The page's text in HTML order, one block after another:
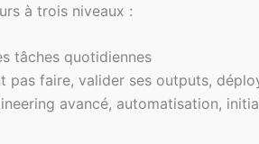
à trois niveaux :
tâches quotidiennes
pas faire, valider ses outputs,
avancé, automatisation,